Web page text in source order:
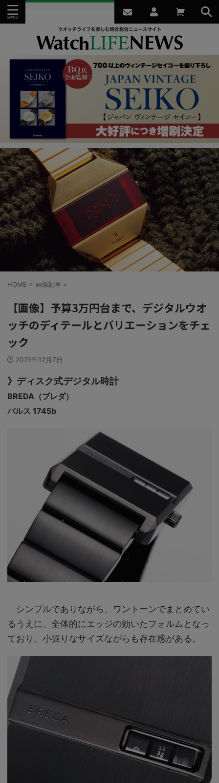
HOME > 画像記事 >
【画像】予算3万円台まで、デジタルウオ
ッチのディテールとバリエーションをチェ
ック
2021年12月7日
》ディスク式デジタル時計
BREDA（ブレダ）
パルス 1745b
シンプルでありながら、ワントーンでまとめてい
るうえに、全体的にエッジの効いたフォルムとなっ
ており、小振りなサイズながらも存在感がある。